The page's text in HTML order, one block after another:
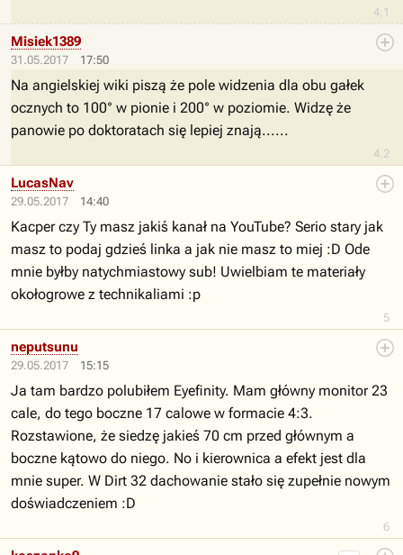
4.1
31.05.2017 17:50
4.2
Misiek1389
Na angielskiej wiki piszą że pole widzenia dla obu gałek
ocznych to 100° w pionie i 200° w poziomie. Widzę że
panowie po doktoratach się lepiej znają......
29.05.2017 14:40
5
LucasNav
Kacper czy Ty masz jakiś kanał na YouTube? Serio stary jak
masz to podaj gdzieś linka a jak nie masz to miej :D Ode
mnie byłby natychmiastowy sub! Uwielbiam te materiały
okołogrowe z technikaliami :p
29.05.2017 15:15
6
neputsunu
Ja tam bardzo polubiłem Eyefinity. Mam główny monitor 23
cale, do tego boczne 17 calowe w formacie 4:3.
Rozstawione, że siedzę jakieś 70 cm przed głównym a
boczne kątowo do niego. No i kierownica a efekt jest dla
mnie super. W Dirt 32 dachowanie stało się zupełnie nowym
doświadczeniem :D